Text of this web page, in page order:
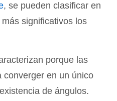
, se pueden clasificar en
significativos los
porque las
converger en un único
de ángulos.